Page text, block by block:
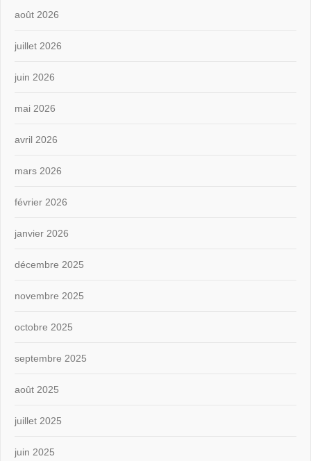
août 2026
juillet 2026
juin 2026
mai 2026
avril 2026
mars 2026
février 2026
janvier 2026
décembre 2025
novembre 2025
octobre 2025
septembre 2025
août 2025
juillet 2025
juin 2025